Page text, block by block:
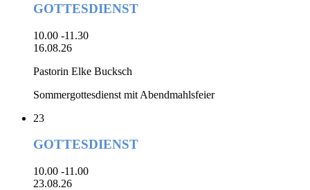
GOTTESDIENST
10.00 -11.30
16.08.26
Pastorin Elke Bucksch
Sommergottesdienst mit Abendmahlsfeier
23
GOTTESDIENST
10.00 -11.00
23.08.26